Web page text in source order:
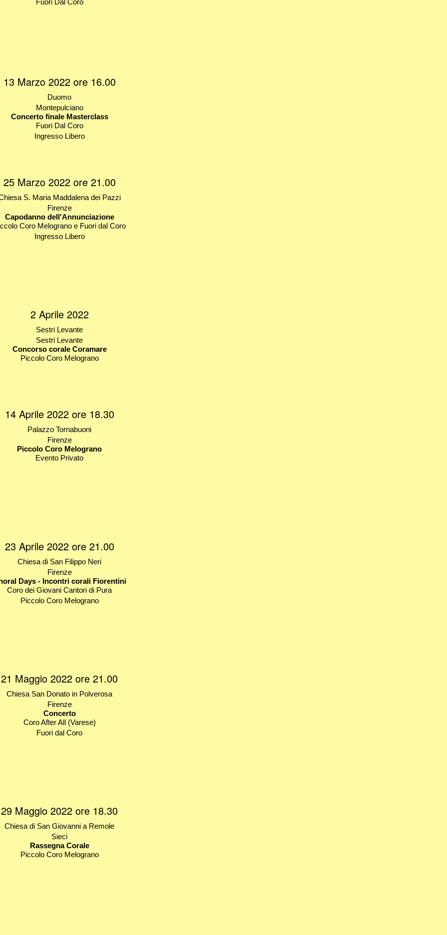
Fuori Dal Coro
13 Marzo 2022 ore 16.00
Duomo
Montepulciano
Concerto finale Masterclass
Fuori Dal Coro
Ingresso Libero
25 Marzo 2022 ore 21.00
S. Maria Maddalena dei Pazzi
Firenze
Capodanno dell'Annunciazione
Coro Melograno e Fuori dal Coro
Ingresso Libero
2 Aprile 2022
Sestri Levante
Sestri Levante
Concorso corale Coramare
Piccolo Coro Melograno
14 Aprile 2022 ore 18.30
Palazzo Tornabuoni
Firenze
Piccolo Coro Melograno
Evento Privato
23 Aprile 2022 ore 21.00
Chiesa di San Filippo Neri
Firenze
Days - Incontri corali Fiorentini
Coro dei Giovani Cantori di Pura
Piccolo Coro Melograno
21 Maggio 2022 ore 21.00
Chiesa San Donato in Polverosa
Firenze
Concerto
Coro After All (Varese)
Fuori dal Coro
29 Maggio 2022 ore 18.30
Chiesa di San Giovanni a Remole
Sieci
Rassegna Corale
Piccolo Coro Melograno